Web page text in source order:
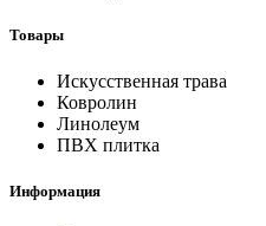
Товары
Искусственная трава
Ковролин
Линолеум
ПВХ плитка
Информация